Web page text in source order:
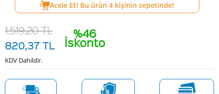
Acele Et! Bu ürün 4 kişinin sepetinde!
%46
İskonto
1.519,20TL
820,37 TL
KDV Dahildir.